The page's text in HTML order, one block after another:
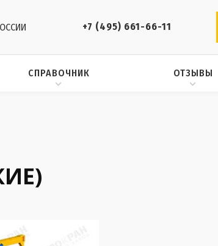
+7 (495) 661-66-11
СПРАВОЧНИК ОТЗЫВЫ